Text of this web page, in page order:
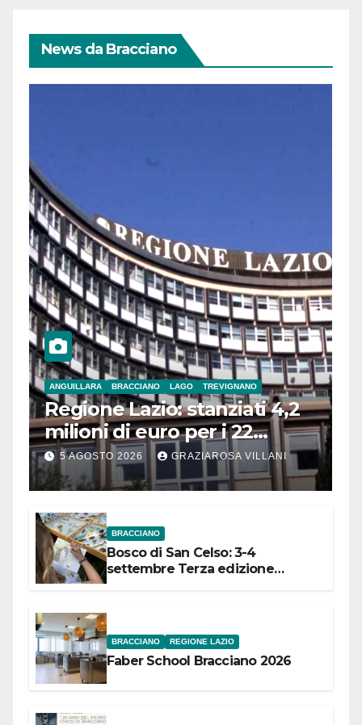
News da Bracciano
ANGUILLARA BRACCIANO LAGO TREVIGNANO
Regione Lazio: stanziati 4,2
milioni di euro per i 22
Comuni dell’Etruria
Meridionale
5 AGOSTO 2026 GRAZIAROSA VILLANI
BRACCIANO
Bosco di San Celso: 3-4
settembre Terza edizione
BRACCIANO REGIONE LAZIO
Faber School Bracciano 2026